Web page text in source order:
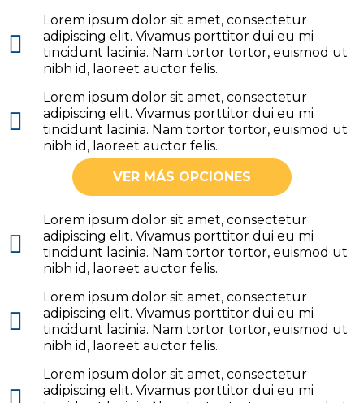
Lorem ipsum dolor sit amet, consectetur
adipiscing elit. Vivamus porttitor dui eu mi
tincidunt lacinia. Nam tortor tortor, euismod ut
nibh id, laoreet auctor felis.
Lorem ipsum dolor sit amet, consectetur
adipiscing elit. Vivamus porttitor dui eu mi
tincidunt lacinia. Nam tortor tortor, euismod ut
nibh id, laoreet auctor felis.
VER MÁS OPCIONES
Lorem ipsum dolor sit amet, consectetur
adipiscing elit. Vivamus porttitor dui eu mi
tincidunt lacinia. Nam tortor tortor, euismod ut
nibh id, laoreet auctor felis.
Lorem ipsum dolor sit amet, consectetur
adipiscing elit. Vivamus porttitor dui eu mi
tincidunt lacinia. Nam tortor tortor, euismod ut
nibh id, laoreet auctor felis.
Lorem ipsum dolor sit amet, consectetur
adipiscing elit. Vivamus porttitor dui eu mi